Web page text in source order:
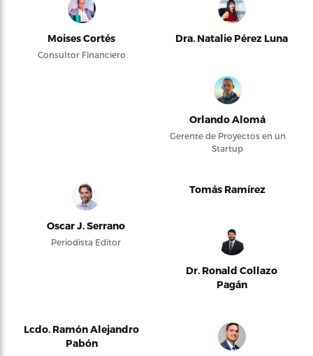
Moises Cortés
Consultor Financiero
Dra. Natalie Pérez Luna
Orlando Alomá
Gerente de Proyectos en un
Startup
Oscar J. Serrano
Periodista Editor
Tomás Ramírez
Dr. Ronald Collazo
Pagán
Lcdo. Ramón Alejandro
Pabón